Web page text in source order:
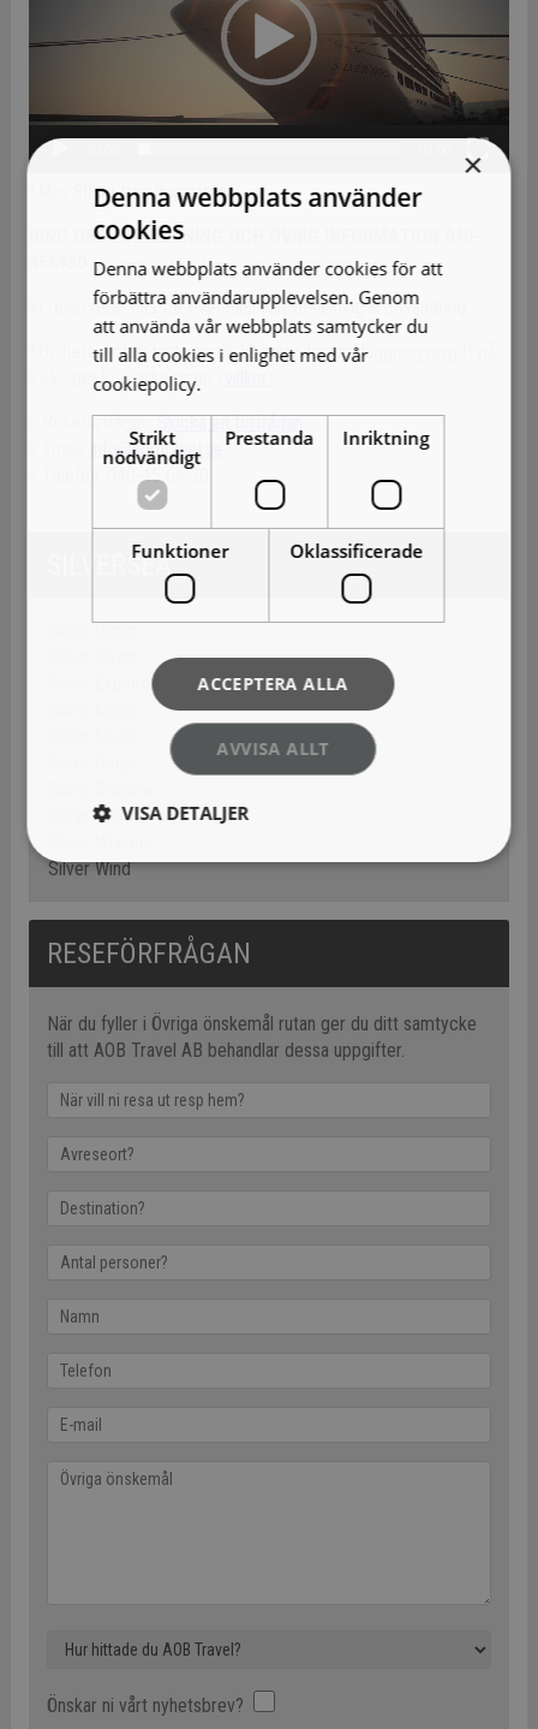
*Max 80km från flygplatsen.
RING OSS FÖR BOKNING OCH ÖVRIG INFORMATION 040-
Vi reserverar oss för eventuell slutförsäljning & prisändring.
*Delbetala räntefritt upp till 12 månader, uppläggningsavgift på
295:- per köp tillkommer (
» Reseförfrågan:Skicka en förfrågan
info@aobtravel.se
» Telefon: 040-45 69 30
SILVERSEA
Silver Cloud
Silver Explorer
Silver Spirit
Silver Wind
RESEFÖRFRÅGAN
När du fyller i Övriga önskemål rutan ger du ditt samtycke
till att AOB Travel AB behandlar dessa uppgifter.
Önskar ni vårt nyhetsbrev?
×
Denna webbplats använder
cookies
Denna webbplats använder cookies för att
förbättra användarupplevelsen. Genom
att använda vår webbplats samtycker du
till alla cookies i enlighet med vår
cookiepolicy.
Strikt
nödvändigt
Prestanda Inriktning
Funktioner Oklassificerade
ACCEPTERA ALLA
AVVISA ALLT
VISA DETALJER